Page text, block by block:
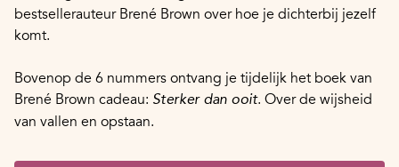
bestsellerauteur Brené Brown over hoe je dichterbij jezelf
komt.
Bovenop de 6 nummers ontvang je tijdelijk het boek van
Brené Brown cadeau: Sterker dan ooit. Over de wijsheid
van vallen en opstaan.